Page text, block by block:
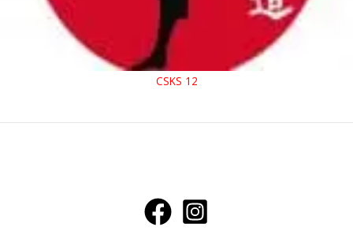
CSKS 12